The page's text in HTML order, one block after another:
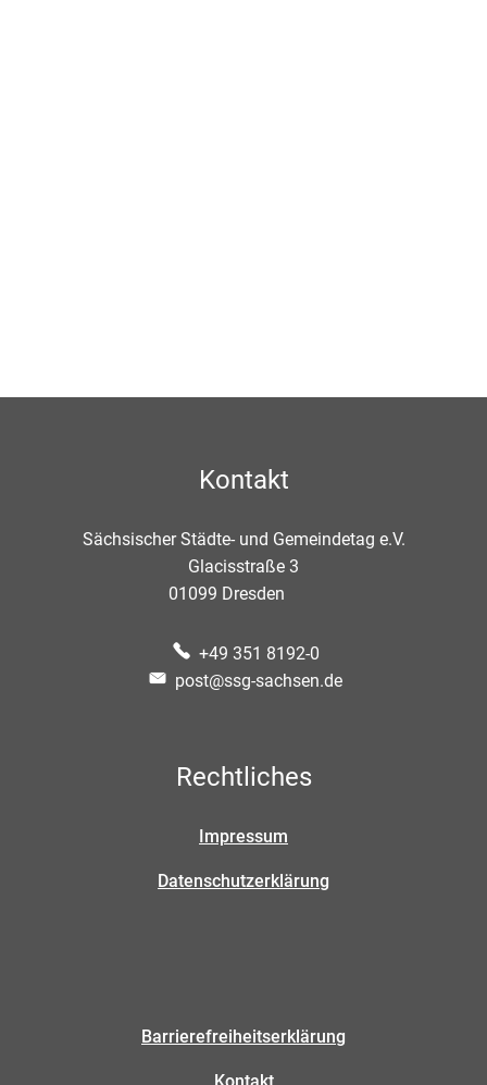
Kontakt
Sächsischer Städte- und Gemeindetag e.V.
Glacisstraße 3
01099 Dresden
+49 351 8192-0
post@ssg-sachsen.de
Rechtliches
Impressum
Datenschutzerklärung
Barrierefreiheitserklärung